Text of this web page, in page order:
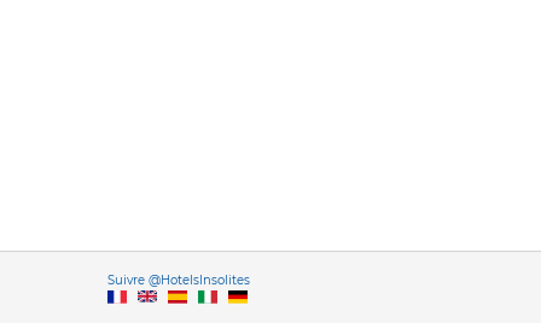
Suivre @HotelsInsolitesVersione